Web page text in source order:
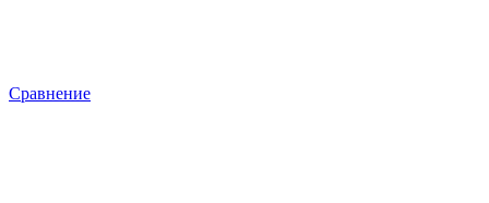
Сравнение